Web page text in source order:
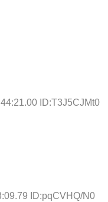
ID:T3J5CJMt0
ID:pqCVHQ/N0